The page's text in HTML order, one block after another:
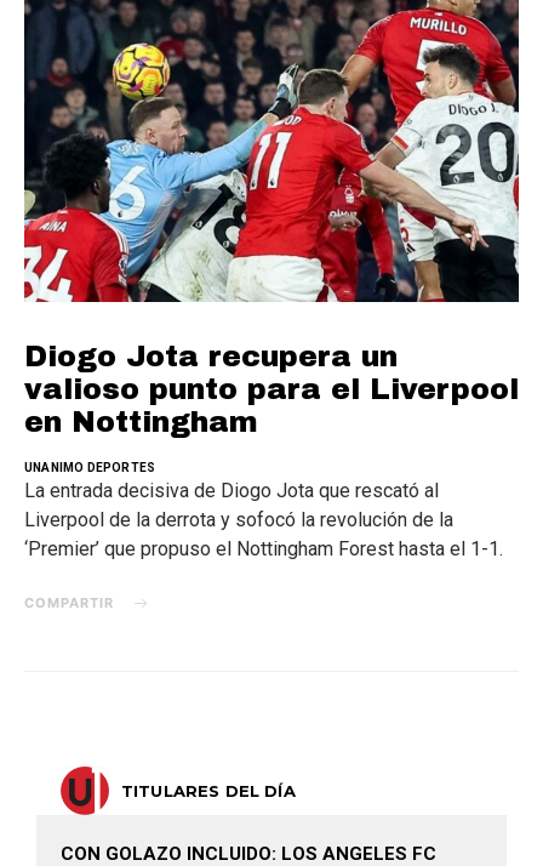
Diogo Jota recupera un
valioso punto para el Liverpool
en Nottingham
UNANIMO DEPORTES
La entrada decisiva de Diogo Jota que rescató al
Liverpool de la derrota y sofocó la revolución de la
‘Premier’ que propuso el Nottingham Forest hasta el 1-1.
COMPARTIR
TITULARES DEL DÍA
CON GOLAZO INCLUIDO: LOS ANGELES FC